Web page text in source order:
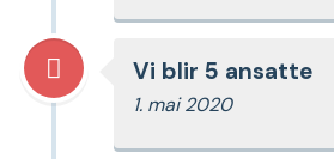
Vi blir 5 ansatte
1. mai 2020